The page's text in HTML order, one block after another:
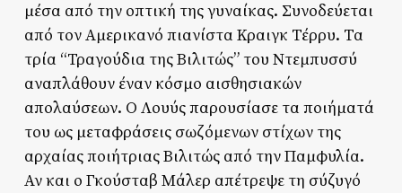
μέσα από την οπτική της γυναίκας. Συνοδεύεται
από τον Αμερικανό πιανίστα Κραιγκ Τέρρυ. Τα
τρία “Τραγούδια της Βιλιτώς” του Ντεμπυσσύ
αναπλάθουν έναν κόσμο αισθησιακών
απολαύσεων. Ο Λουύς παρουσίασε τα ποιήματά
του ως μεταφράσεις σωζόμενων στίχων της
αρχαίας ποιήτριας Βιλιτώς από την Παμφυλία.
Αν και ο Γκούσταβ Μάλερ απέτρεψε τη σύζυγό